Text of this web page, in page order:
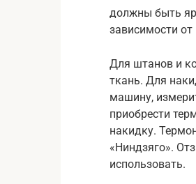
должны быть
зависимости от
Для штанов и
ткань. Для
машину,
приобрести
накидку.
«Ниндзяго».
использовать.